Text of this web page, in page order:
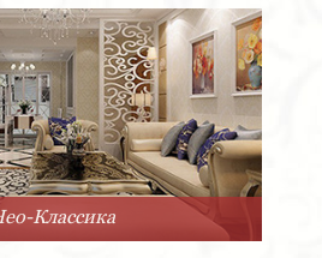
успеха» сотрудничает с
с 1995 года. Мы предлагаем
от этого замечательного
доставки – 2-3 месяца со дня
Классика